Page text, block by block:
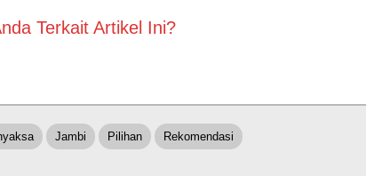
Terkait Artikel Ini?
Jambi Pilihan Rekomendasi